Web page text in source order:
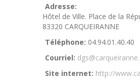
Adresse:
Hôtel de Ville. Place de la
83320 CARQUEIRANNE
Téléphone: 04.94.01.40.40
Courriel:
Site internet: http://